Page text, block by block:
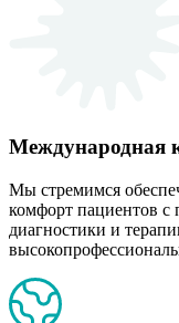
Международная
Мы стремимся
комфорт пациентов
диагностики и